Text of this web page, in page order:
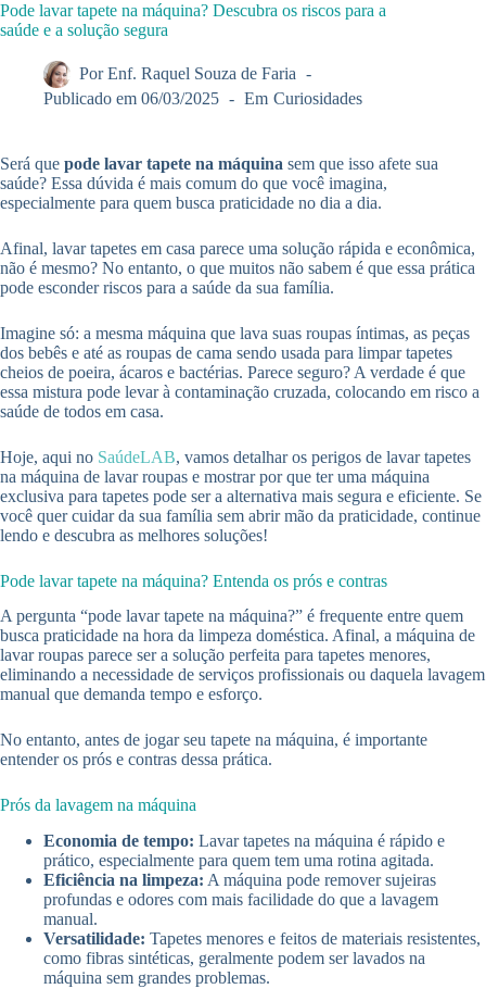
Pode lavar tapete na máquina? Descubra os riscos para a
saúde e a solução segura
Por Enf. Raquel Souza de Faria
Publicado em 06/03/2025 Em Curiosidades
Será que pode lavar tapete na máquina sem que isso afete sua
saúde? Essa dúvida é mais comum do que você imagina,
especialmente para quem busca praticidade no dia a dia.
Afinal, lavar tapetes em casa parece uma solução rápida e econômica,
não é mesmo? No entanto, o que muitos não sabem é que essa prática
pode esconder riscos para a saúde da sua família.
Imagine só: a mesma máquina que lava suas roupas íntimas, as peças
dos bebês e até as roupas de cama sendo usada para limpar tapetes
cheios de poeira, ácaros e bactérias. Parece seguro? A verdade é que
essa mistura pode levar à contaminação cruzada, colocando em risco a
saúde de todos em casa.
Hoje, aqui no SaúdeLAB, vamos detalhar os perigos de lavar tapetes
na máquina de lavar roupas e mostrar por que ter uma máquina
exclusiva para tapetes pode ser a alternativa mais segura e eficiente. Se
você quer cuidar da sua família sem abrir mão da praticidade, continue
lendo e descubra as melhores soluções!
Pode lavar tapete na máquina? Entenda os prós e contras
A pergunta “pode lavar tapete na máquina?” é frequente entre quem
busca praticidade na hora da limpeza doméstica. Afinal, a máquina de
lavar roupas parece ser a solução perfeita para tapetes menores,
eliminando a necessidade de serviços profissionais ou daquela lavagem
manual que demanda tempo e esforço.
No entanto, antes de jogar seu tapete na máquina, é importante
entender os prós e contras dessa prática.
Prós da lavagem na máquina
Economia de tempo: Lavar tapetes na máquina é rápido e
prático, especialmente para quem tem uma rotina agitada.
Eficiência na limpeza: A máquina pode remover sujeiras
profundas e odores com mais facilidade do que a lavagem
manual.
Versatilidade: Tapetes menores e feitos de materiais resistentes,
como fibras sintéticas, geralmente podem ser lavados na
máquina sem grandes problemas.